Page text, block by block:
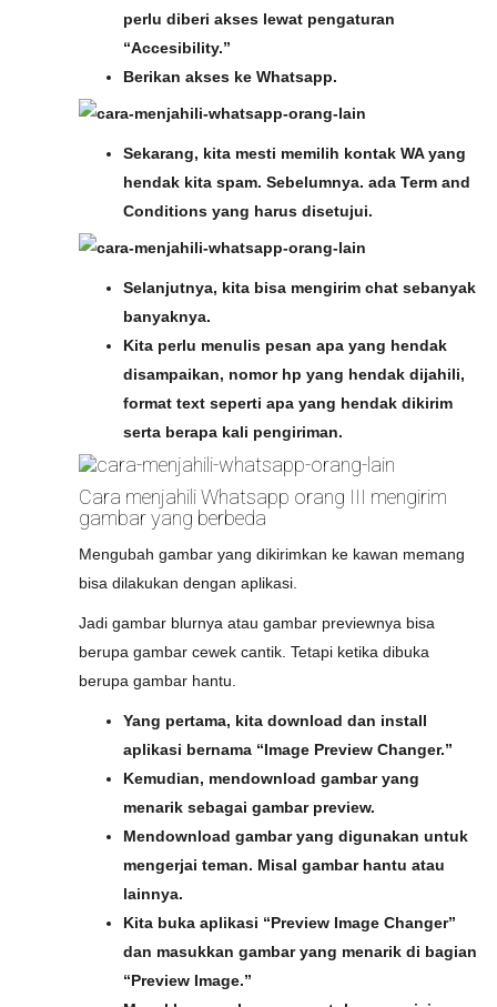
perlu diberi akses lewat pengaturan
“Accesibility.”
Berikan akses ke Whatsapp.
Sekarang, kita mesti memilih kontak WA yang
hendak kita spam. Sebelumnya. ada Term and
Conditions yang harus disetujui.
Selanjutnya, kita bisa mengirim chat sebanyak
banyaknya.
Kita perlu menulis pesan apa yang hendak
disampaikan, nomor hp yang hendak dijahili,
format text seperti apa yang hendak dikirim
serta berapa kali pengiriman.
Cara menjahili Whatsapp orang III mengirim
gambar yang berbeda
Mengubah gambar yang dikirimkan ke kawan memang
bisa dilakukan dengan aplikasi.
Jadi gambar blurnya atau gambar previewnya bisa
berupa gambar cewek cantik. Tetapi ketika dibuka
berupa gambar hantu.
Yang pertama, kita download dan install
aplikasi bernama “Image Preview Changer.”
Kemudian, mendownload gambar yang
menarik sebagai gambar preview.
Mendownload gambar yang digunakan untuk
mengerjai teman. Misal gambar hantu atau
lainnya.
Kita buka aplikasi “Preview Image Changer”
dan masukkan gambar yang menarik di bagian
“Preview Image.”